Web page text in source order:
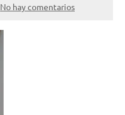
No hay comentarios